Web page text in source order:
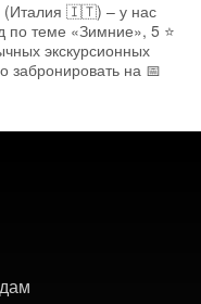
(Италия 🇮🇹) – у нас
по теме «Зимние», 5 ⭐
экскурсионных
забронировать на 📅